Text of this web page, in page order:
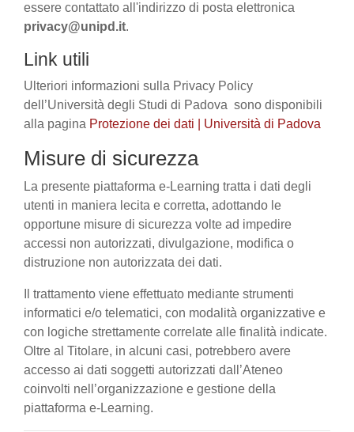
essere contattato all'indirizzo di posta elettronica
privacy@unipd.it.
Link utili
Ulteriori informazioni sulla Privacy Policy
dell’Università degli Studi di Padova sono disponibili
alla pagina Protezione dei dati | Università di Padova
Misure di sicurezza
La presente piattaforma e-Learning tratta i dati degli
utenti in maniera lecita e corretta, adottando le
opportune misure di sicurezza volte ad impedire
accessi non autorizzati, divulgazione, modifica o
distruzione non autorizzata dei dati.
Il trattamento viene effettuato mediante strumenti
informatici e/o telematici, con modalità organizzative e
con logiche strettamente correlate alle finalità indicate.
Oltre al Titolare, in alcuni casi, potrebbero avere
accesso ai dati soggetti autorizzati dall’Ateneo
coinvolti nell’organizzazione e gestione della
piattaforma e-Learning.